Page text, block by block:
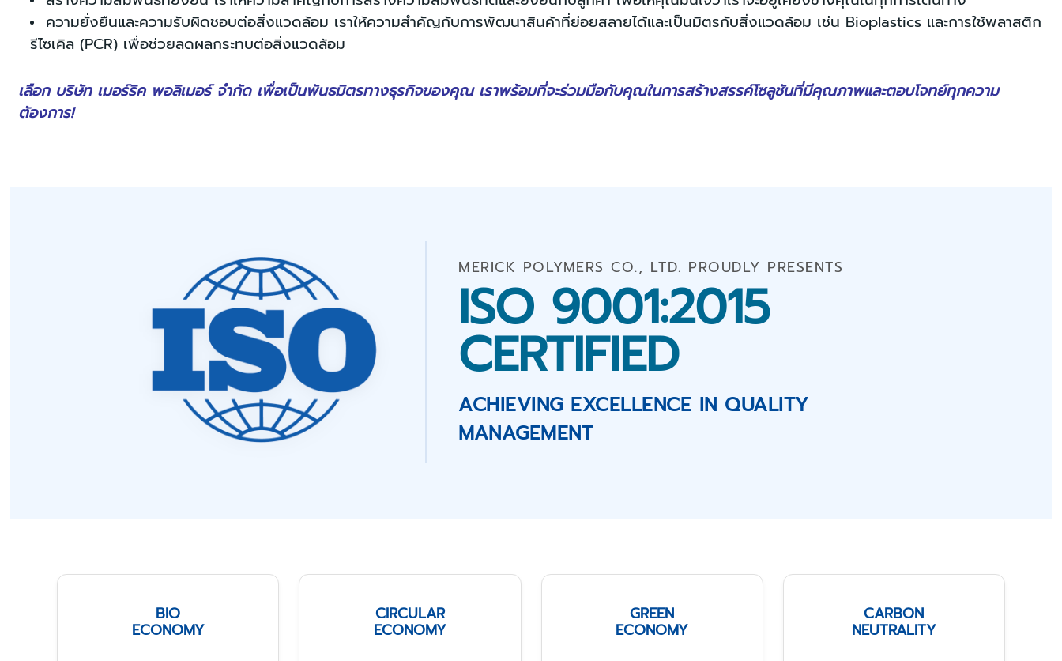
ความยั่งยืนและความรับผิดชอบต่อสิ่งแวดล้อม เราให้ความสำคัญกับการพัฒนาสินค้าที่ย่อยสลายได้และเป็นมิตรกับสิ่งแวดล้อม เช่น Bioplastics และการใช้พลาสติก
รีไซเคิล (PCR) เพื่อช่วยลดผลกระทบต่อสิ่งแวดล้อม
เลือก บริษัท เมอร์ริค พอลิเมอร์ จำกัด เพื่อเป็นพันธมิตรทางธุรกิจของคุณ เราพร้อมที่จะร่วมมือกับคุณในการสร้างสรรค์โซลูชันที่มีคุณภาพและตอบโจทย์ทุกความ
ต้องการ!
MERICK POLYMERS CO., LTD. PROUDLY PRESENTS
ISO 9001:2015
CERTIFIED
ACHIEVING EXCELLENCE IN QUALITY
MANAGEMENT
BIO
ECONOMY
CIRCULAR
ECONOMY
GREEN
ECONOMY
CARBON
NEUTRALITY